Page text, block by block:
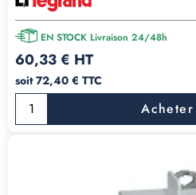
EN STOCK Livraison 24/48h
60,33 € HT
soit 72,40 € TTC
Acheter